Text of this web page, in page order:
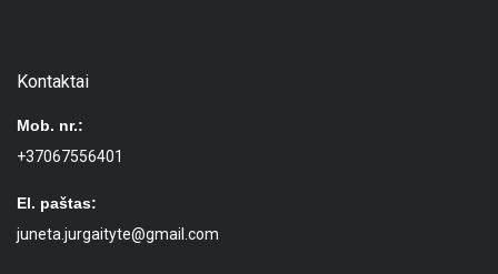
Kontaktai
Mob. nr.:
+37067556401
El. paštas:
juneta.jurgaityte@gmail.com